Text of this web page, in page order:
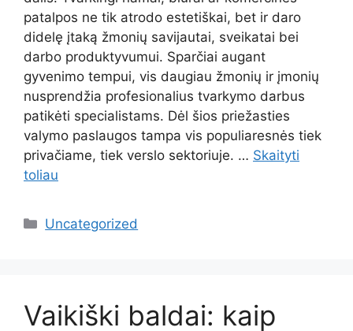
patalpos ne tik atrodo estetiškai, bet ir daro
didelę įtaką žmonių savijautai, sveikatai bei
darbo produktyvumui. Sparčiai augant
gyvenimo tempui, vis daugiau žmonių ir įmonių
nusprendžia profesionalius tvarkymo darbus
patikėti specialistams. Dėl šios priežasties
valymo paslaugos tampa vis populiaresnės tiek
privačiame, tiek verslo sektoriuje. … Skaityti
toliau
Kategorijos
Uncategorized
Vaikiški baldai: kaip